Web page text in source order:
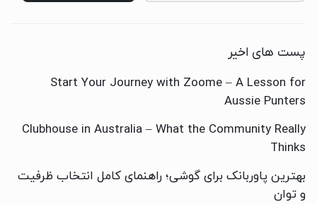
پست های اخیر
Start Your Journey with Zoome – A Lesson for
Aussie Punters
Clubhouse in Australia – What the Community Really
Thinks
بهترین پاوربانک برای گوشی؛ راهنمای کامل انتخاب ظرفیت
و توان